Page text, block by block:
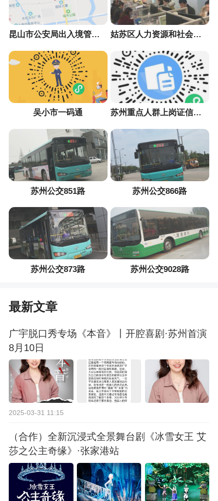
昆山市公安局出入境管理大队 姑苏区人力资源和社会保障局
吴小市一码通 苏州重点人群上岗证信息采集小程序
苏州公交851路 苏州公交866路
苏州公交873路 苏州公交9028路
最新文章
广宇脱口秀专场《本音》丨开腔喜剧·苏州首演
8月10日
2025-03-31 11:15
（合作）全新沉浸式全景舞台剧《冰雪女王 艾
莎之公主奇缘》·张家港站